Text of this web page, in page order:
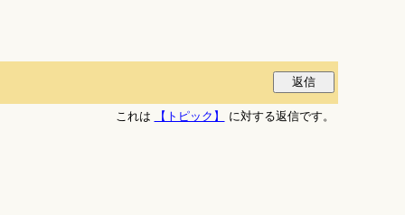
これは
【トピック】 に対する返信です。